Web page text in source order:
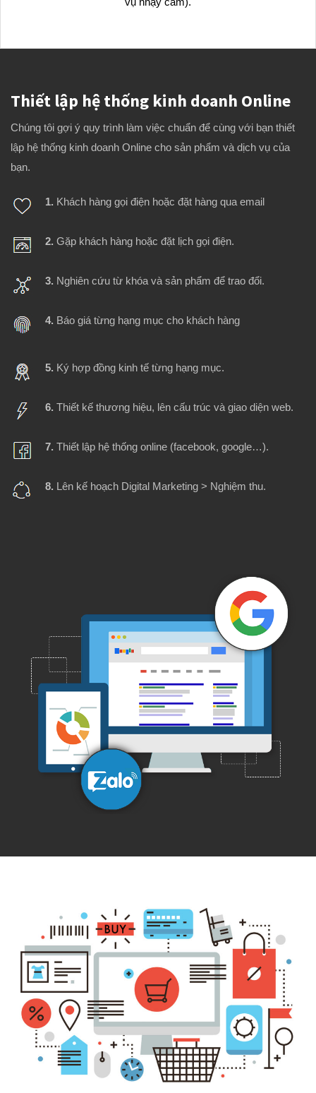
vụ nhạy cảm).
Thiết lập hệ thống kinh doanh Online
Chúng tôi gợi ý quy trình làm việc chuẩn để cùng với bạn thiết
lập hệ thống kinh doanh Online cho sản phẩm và dịch vụ của
bạn.
1. Khách hàng gọi điện hoặc đặt hàng qua email
2. Gặp khách hàng hoặc đặt lịch gọi điện.
3. Nghiên cứu từ khóa và sản phẩm để trao đổi.
4. Báo giá từng hạng mục cho khách hàng
5. Ký hợp đồng kinh tế từng hạng mục.
6. Thiết kế thương hiệu, lên cấu trúc và giao diện web.
7. Thiết lập hệ thống online (facebook, google…).
8. Lên kế hoạch Digital Marketing > Nghiệm thu.